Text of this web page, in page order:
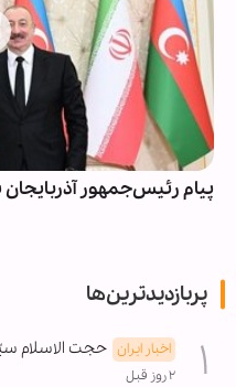
پیام رئیس‌جمهور
پربازدیدترین‌ها
اخبار ایران حجت الاسلام
۲ روز قبل